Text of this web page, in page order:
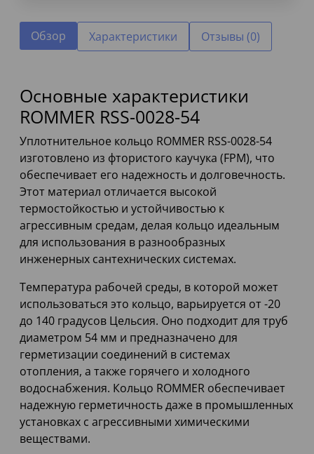
Обзор Характеристики Отзывы (0)
Основные характеристики
ROMMER RSS-0028-54
Уплотнительное кольцо ROMMER RSS-0028-54
изготовлено из фтористого каучука (FPM), что
обеспечивает его надежность и долговечность.
Этот материал отличается высокой
термостойкостью и устойчивостью к
агрессивным средам, делая кольцо идеальным
для использования в разнообразных
инженерных сантехнических системах.
Температура рабочей среды, в которой может
использоваться это кольцо, варьируется от -20
до 140 градусов Цельсия. Оно подходит для труб
диаметром 54 мм и предназначено для
герметизации соединений в системах
отопления, а также горячего и холодного
водоснабжения. Кольцо ROMMER обеспечивает
надежную герметичность даже в промышленных
установках с агрессивными химическими
веществами.